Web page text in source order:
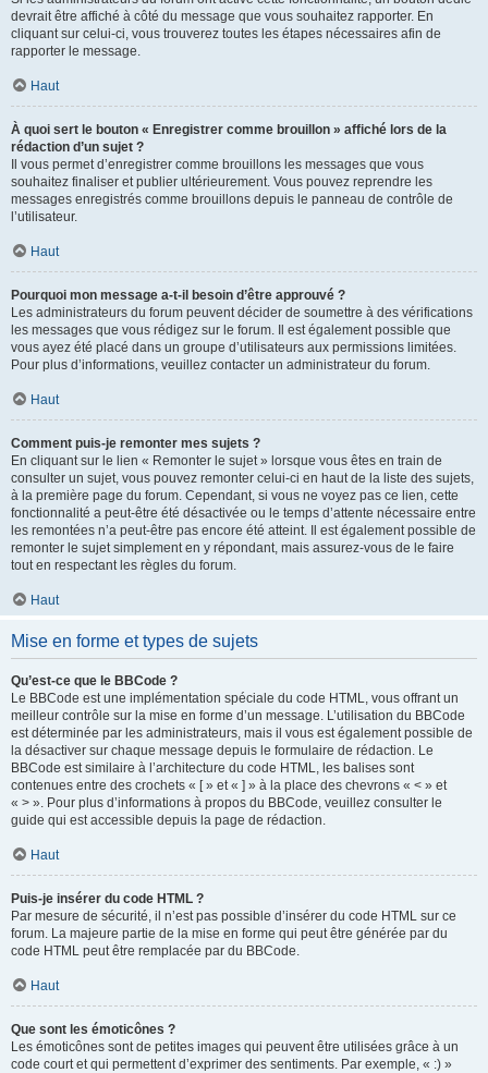
devrait être affiché à côté du message que vous souhaitez rapporter. En
cliquant sur celui-ci, vous trouverez toutes les étapes nécessaires afin de
rapporter le message.
Haut
À quoi sert le bouton « Enregistrer comme brouillon » affiché lors de la
rédaction d’un sujet ?
Il vous permet d’enregistrer comme brouillons les messages que vous
souhaitez finaliser et publier ultérieurement. Vous pouvez reprendre les
messages enregistrés comme brouillons depuis le panneau de contrôle de
l’utilisateur.
Haut
Pourquoi mon message a-t-il besoin d’être approuvé ?
Les administrateurs du forum peuvent décider de soumettre à des vérifications
les messages que vous rédigez sur le forum. Il est également possible que
vous ayez été placé dans un groupe d’utilisateurs aux permissions limitées.
Pour plus d’informations, veuillez contacter un administrateur du forum.
Haut
Comment puis-je remonter mes sujets ?
En cliquant sur le lien « Remonter le sujet » lorsque vous êtes en train de
consulter un sujet, vous pouvez remonter celui-ci en haut de la liste des sujets,
à la première page du forum. Cependant, si vous ne voyez pas ce lien, cette
fonctionnalité a peut-être été désactivée ou le temps d’attente nécessaire entre
les remontées n’a peut-être pas encore été atteint. Il est également possible de
remonter le sujet simplement en y répondant, mais assurez-vous de le faire
tout en respectant les règles du forum.
Haut
Mise en forme et types de sujets
Qu’est-ce que le BBCode ?
Le BBCode est une implémentation spéciale du code HTML, vous offrant un
meilleur contrôle sur la mise en forme d’un message. L’utilisation du BBCode
est déterminée par les administrateurs, mais il vous est également possible de
la désactiver sur chaque message depuis le formulaire de rédaction. Le
BBCode est similaire à l’architecture du code HTML, les balises sont
contenues entre des crochets « [ » et « ] » à la place des chevrons « < » et
« > ». Pour plus d’informations à propos du BBCode, veuillez consulter le
guide qui est accessible depuis la page de rédaction.
Haut
Puis-je insérer du code HTML ?
Par mesure de sécurité, il n’est pas possible d’insérer du code HTML sur ce
forum. La majeure partie de la mise en forme qui peut être générée par du
code HTML peut être remplacée par du BBCode.
Haut
Que sont les émoticônes ?
Les émoticônes sont de petites images qui peuvent être utilisées grâce à un
code court et qui permettent d’exprimer des sentiments. Par exemple, « :) »